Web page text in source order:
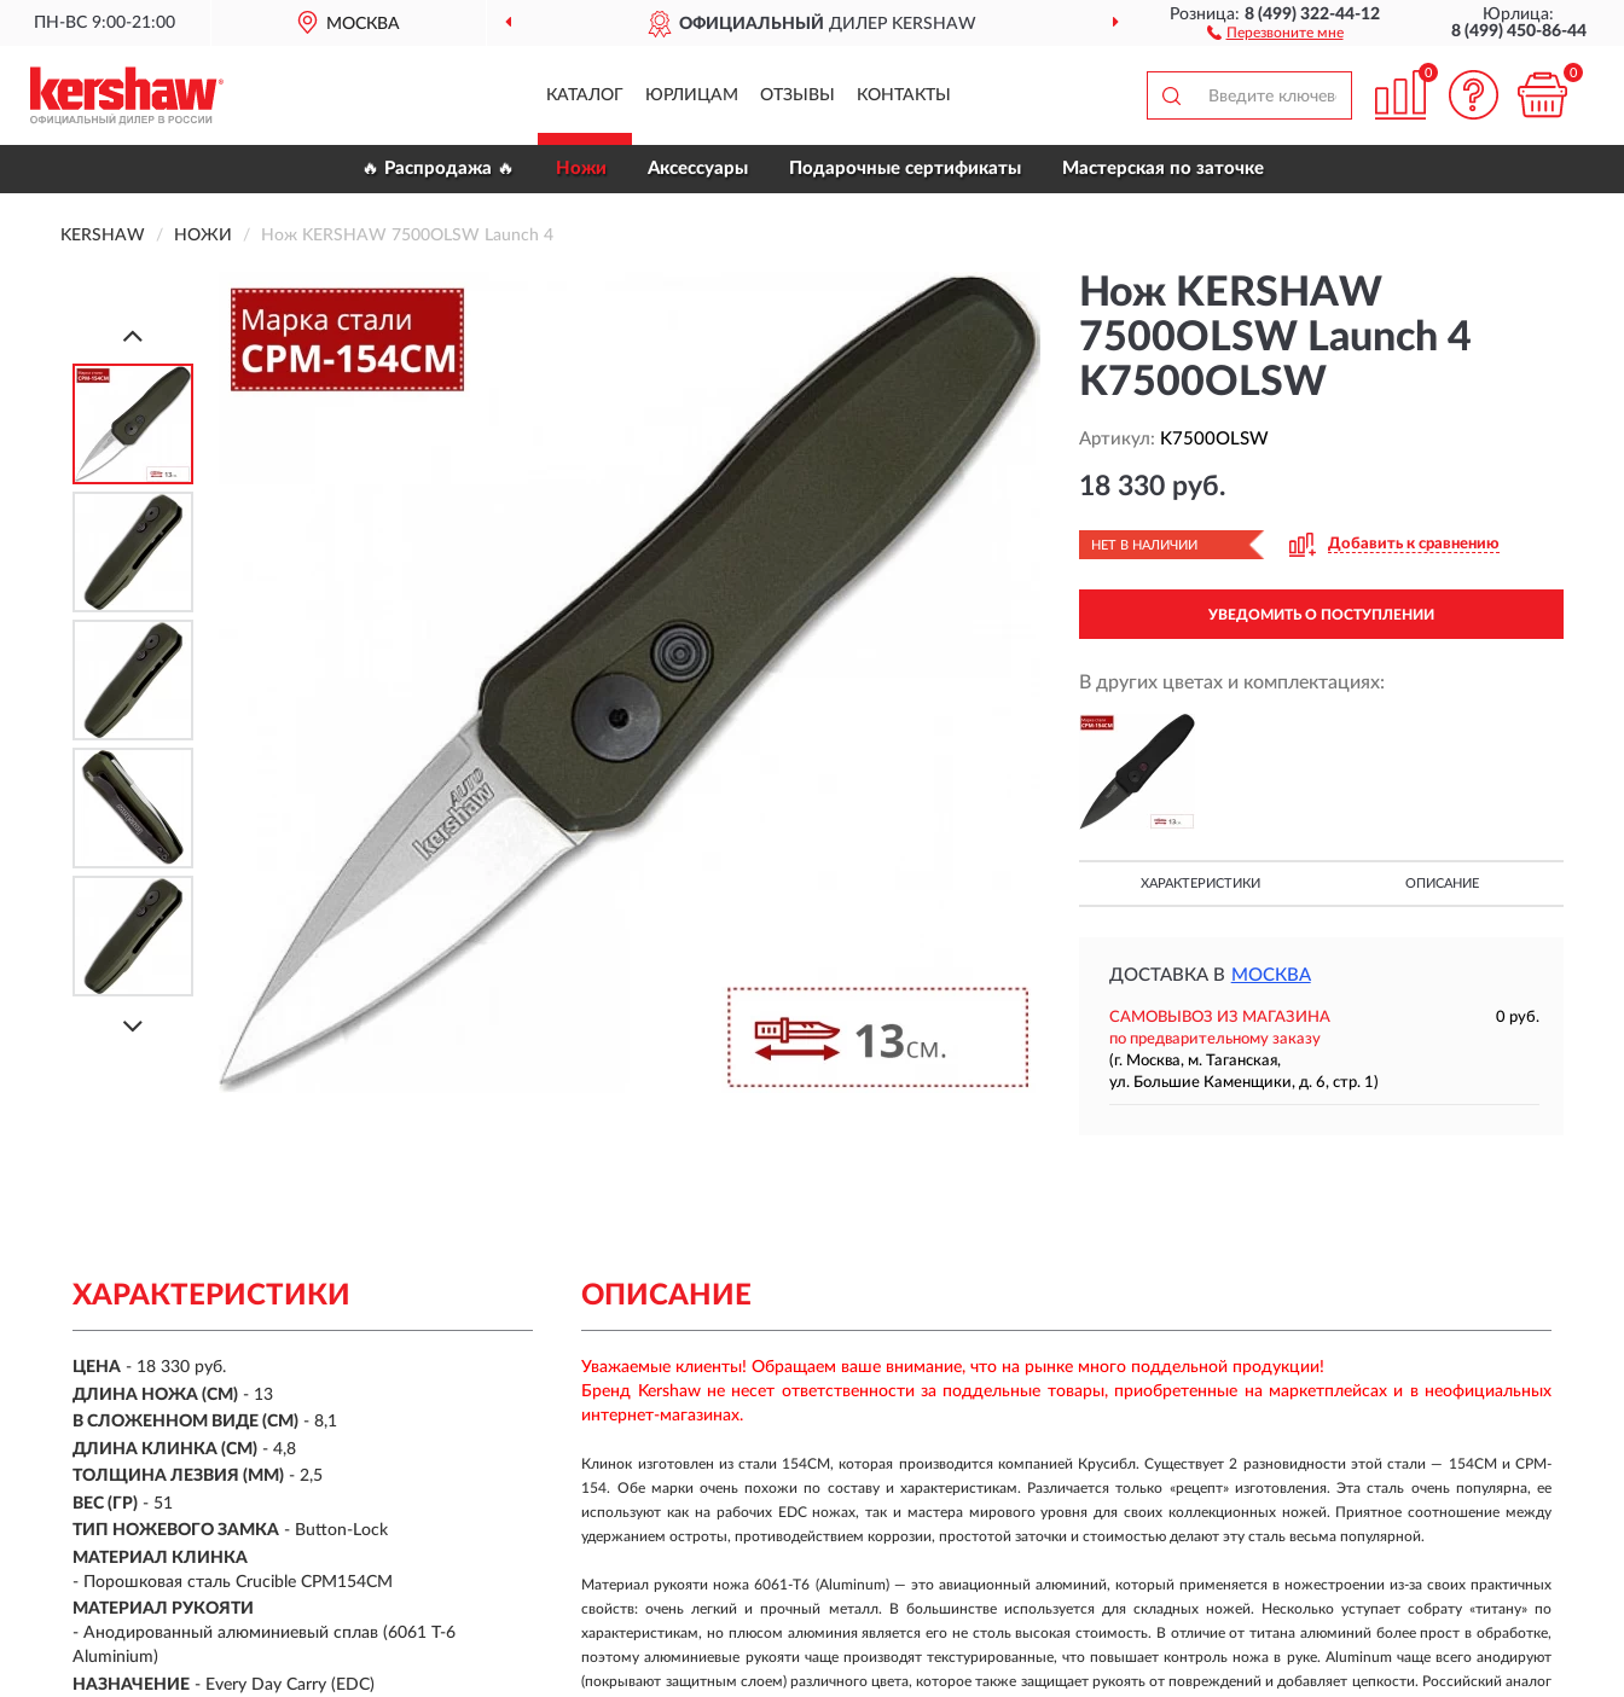
ПН-ВС 9:00-21:00 МОСКВА ОФИЦИАЛЬНЫЙ ДИЛЕР KERSHAW ДОСТАВИМ ПО ВСЕЙ РОССИИ
Розница:8 (499) 322-44-12
Перезвоните мне
Юрлица:
8 (499) 450-86-44
КАТАЛОГ ЮРЛИЦАМ ОТЗЫВЫ КОНТАКТЫ
0 0
🔥 Распродажа 🔥 Ножи Аксессуары Подарочные сертификаты Мастерская по заточке
KERSHAW НОЖИ Нож KERSHAW 7500OLSW Launch 4
Нож KERSHAW
7500OLSW Launch 4
K7500OLSW
Артикул: K7500OLSW
18 330 руб.
НЕТ В НАЛИЧИИ Добавить к сравнению
УВЕДОМИТЬ О ПОСТУПЛЕНИИ
В других цветах и комплектациях:
ХАРАКТЕРИСТИКИ ОПИСАНИЕ
ДОСТАВКА В МОСКВА
САМОВЫВОЗ ИЗ МАГАЗИНА
0 руб.
по предварительному заказу
(г. Москва, м. Таганская,
ул. Большие Каменщики, д. 6, стр. 1)
ХАРАКТЕРИСТИКИ
ЦЕНА - 18 330 руб.
ДЛИНА НОЖА (СМ) - 13
В СЛОЖЕННОМ ВИДЕ (СМ) - 8,1
ДЛИНА КЛИНКА (СМ) - 4,8
ТОЛЩИНА ЛЕЗВИЯ (ММ) - 2,5
ВЕС (ГР) - 51
ТИП НОЖЕВОГО ЗАМКА - Button-Lock
МАТЕРИАЛ КЛИНКА
-
Порошковая сталь Crucible CPM154CM
МАТЕРИАЛ РУКОЯТИ
- Анодированный алюминиевый сплав (6061 T-6
Aluminium)
НАЗНАЧЕНИЕ - Every Day Carry (EDC)
ОПИСАНИЕ
Уважаемые клиенты! Обращаем ваше внимание, что на рынке много поддельной продукции!
Бренд Kershaw не несет ответственности за поддельные товары, приобретенные на маркетплейсах и в неофициальных
интернет-магазинах.
Клинок изготовлен из стали 154CM, которая производится компанией Крусибл. Существует 2 разновидности этой стали — 154CM и CPM-
154. Обе марки очень похожи по составу и характеристикам. Различается только «рецепт» изготовления. Эта сталь очень популярна, ее
используют как на рабочих EDC ножах, так и мастера мирового уровня для своих коллекционных ножей. Приятное соотношение между
удержанием остроты, противодействием коррозии, простотой заточки и стоимостью делают эту сталь весьма популярной.
Материал рукояти ножа 6061-T6 (Aluminum) — это авиационный алюминий, который применяется в ножестроении из-за своих практичных
свойств: очень легкий и прочный металл. В большинстве используется для складных ножей. Несколько уступает собрату «титану» по
характеристикам, но плюсом алюминия является его не столь высокая стоимость. В отличие от титана алюминий более прост в обработке,
поэтому алюминиевые рукояти чаще производят текстурированные, что повышает контроль ножа в руке. Aluminum чаще всего анодируют
(покрывают защитным слоем) различного цвета, которое также защищает рукоять от повреждений и добавляет цепкости. Российский аналог